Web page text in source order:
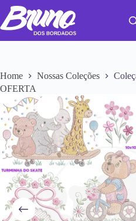
Home Nossas Coleções
OFERTA